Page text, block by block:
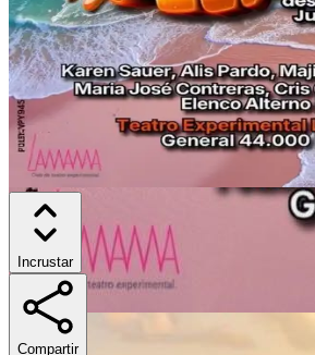
Incrustar
Compartir